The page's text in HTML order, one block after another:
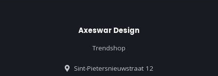
Axeswar Design
Trendshop
Sint-Pietersnieuwstraat 12